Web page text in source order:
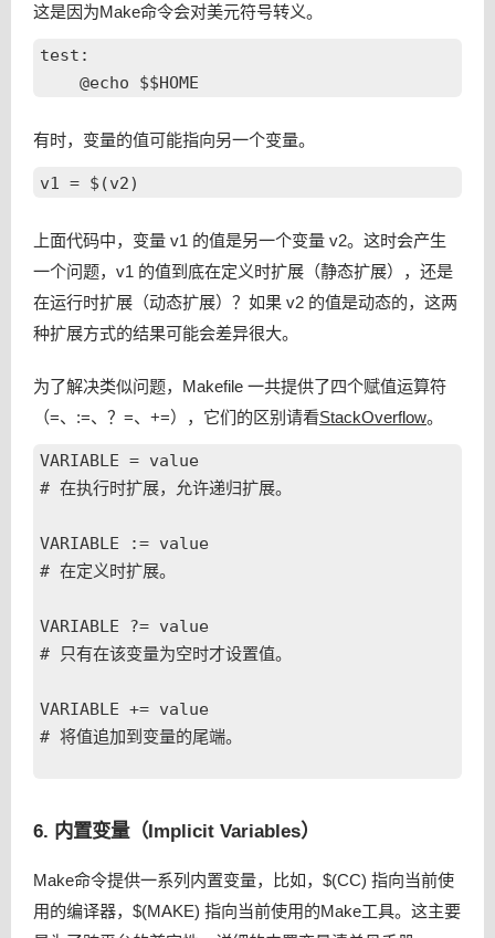
这是因为Make命令会对美元符号转义。
test:
有时，变量的值可能指向另一个变量。
上面代码中，变量 v1 的值是另一个变量 v2。这时会产生
一个问题，v1 的值到底在定义时扩展（静态扩展），还是
在运行时扩展（动态扩展）？如果 v2 的值是动态的，这两
种扩展方式的结果可能会差异很大。
为了解决类似问题，Makefile 一共提供了四个赋值运算符
（=、:=、？=、+=），它们的区别请看StackOverflow。
VARIABLE = value
# 在执行时扩展，允许递归扩展。
VARIABLE := value
# 在定义时扩展。
VARIABLE ?= value
# 只有在该变量为空时才设置值。
VARIABLE += value
# 将值追加到变量的尾端。
6. 内置变量（Implicit Variables）
Make命令提供一系列内置变量，比如，$(CC) 指向当前使
用的编译器，$(MAKE) 指向当前使用的Make工具。这主要